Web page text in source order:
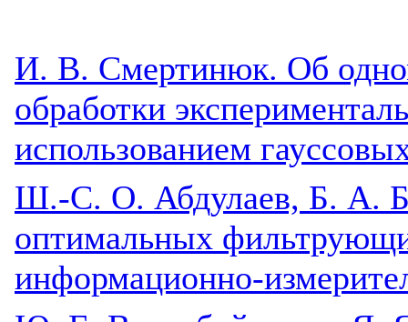
И. В. Смертинюк. Об
обработки
использованием
Ш.-С. О. Абдулаев, Б. А.
оптимальных
информационно-